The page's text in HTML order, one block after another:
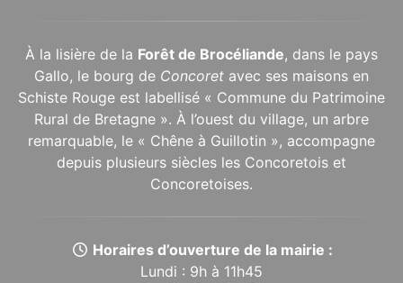
À la lisière de la Forêt de Brocéliande, dans le pays
Gallo, le bourg de Concoret avec ses maisons en
Schiste Rouge est labellisé « Commune du Patrimoine
Rural de Bretagne ». À l’ouest du village, un arbre
remarquable, le « Chêne à Guillotin », accompagne
depuis plusieurs siècles les Concoretois et
Concoretoises.
Horaires d’ouverture de la mairie :
Lundi : 9h à 11h45